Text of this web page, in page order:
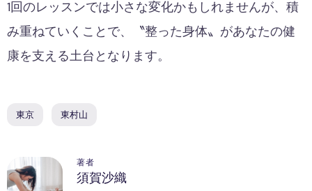
1回のレッスンでは小さな変化かもしれませんが、積
み重ねていくことで、〝整った身体〟があなたの健
康を支える土台となります。
東京 東村山
著者
須賀沙織